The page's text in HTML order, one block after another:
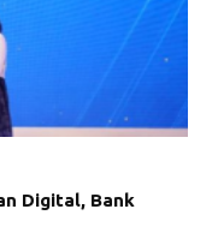
Digital, Bank